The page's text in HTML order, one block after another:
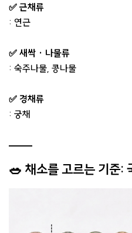
✅ 근채류
: 연근
✅ 새싹 · 나물류
: 숙주나물, 콩나물
✅ 경채류
: 궁채
🥗 채소를 고르는 기준: